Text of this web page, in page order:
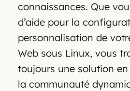
connaissances. Que
d’aide pour la
personnalisation de
Web sous Linux, vous
toujours une solution
la communauté